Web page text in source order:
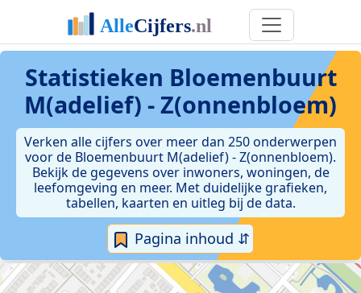
Statistieken Bloemenbuurt
M(adelief) - Z(onnenbloem)
Verken alle cijfers over meer dan 250 onderwerpen
voor de Bloemenbuurt M(adelief) - Z(onnenbloem).
Bekijk de gegevens over inwoners, woningen, de
leefomgeving en meer. Met duidelijke grafieken,
tabellen, kaarten en uitleg bij de data.
Pagina inhoud ⇵